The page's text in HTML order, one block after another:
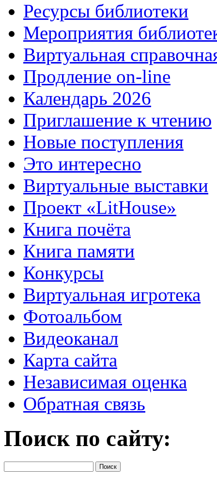
Ресурсы библиотеки
Мероприятия
Виртуальная
Продление on-line
Календарь 2026
Приглашение к чтению
Новые поступления
Это интересно
Виртуальные выставки
Проект «LitHouse»
Книга почёта
Книга памяти
Конкурсы
Виртуальная игротека
Фотоальбом
Видеоканал
Карта сайта
Независимая оценка
Обратная связь
Поиск по сайту: